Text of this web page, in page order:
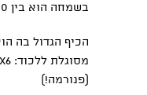
בשמחה הוא בין 50-1600.
(פנורמה!)